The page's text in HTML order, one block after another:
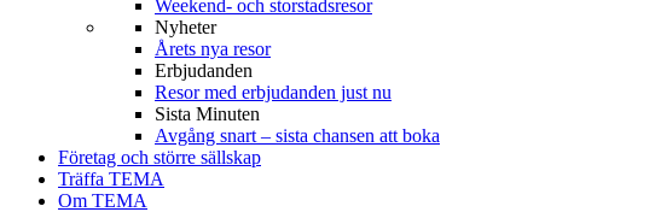
Weekend- och storstadsresor
Nyheter
Årets nya resor
Erbjudanden
Resor med erbjudanden just nu
Sista Minuten
Avgång snart – sista chansen att boka
Företag och större sällskap
Träffa TEMA
Om TEMA